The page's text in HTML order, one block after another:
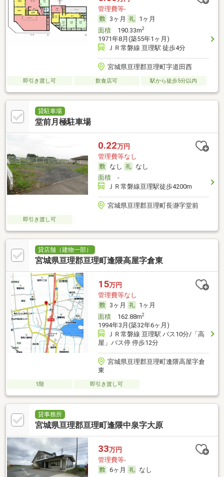
管理費等-
3ヶ月
1ヶ月
面積190.33m2
1971年8月(築55年1ヶ月)
ＪＲ常磐線 亘理駅 徒歩4分
宮城県亘理郡亘理町字道田西
即引き渡し可 飲食店可 駅から徒歩5分以内
貸駐車場
堂前月極駐車場
0.22万円
管理費等なし
なし
なし
面積-
ＪＲ常磐線亘理駅徒歩4200m
宮城県亘理郡亘理町長瀞字堂前
即引き渡し可
貸店舗（建物一部）
宮城県亘理郡亘理町逢隈高屋字倉東
15万円
管理費等なし
3ヶ月
1ヶ月
面積162.88m2
1994年3月(築32年6ヶ月)
ＪＲ常磐線 亘理駅 バス10分/「高
屋」バス停 停歩12分
宮城県亘理郡亘理町逢隈高屋字倉
東
1階 即引き渡し可
貸事務所
宮城県亘理郡亘理町逢隈中泉字大原
33万円
管理費等-
6ヶ月
なし